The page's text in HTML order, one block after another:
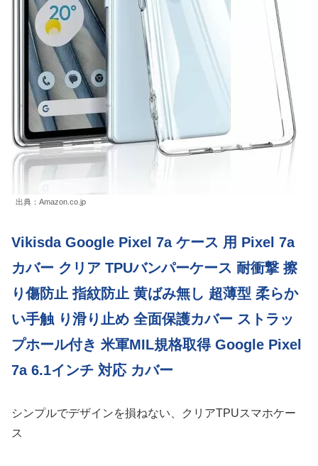
出典：Amazon.co.jp
Vikisda Google Pixel 7a ケース 用 Pixel 7a
カバー クリア TPUバンパーケース 耐衝撃 擦
り傷防止 指紋防止 黄ばみ無し 超薄型 柔らか
い手触 り滑り止め 全面保護カバー ストラッ
プホール付き 米軍MIL規格取得 Google Pixel
7a 6.1インチ 対応 カバー
シンプルでデザインを損ねない、クリアTPUスマホケー
ス